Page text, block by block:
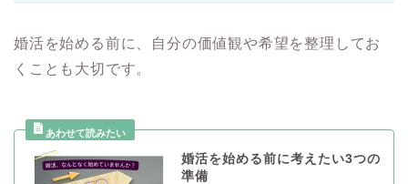
婚活を始める前に、自分の価値観や希望を整理してお
くことも大切です。
婚活を始める前に考えたい3つの
準備